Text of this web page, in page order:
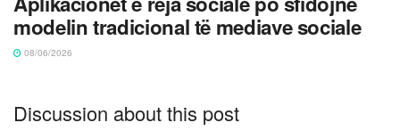
modelin tradicional të mediave sociale
08/06/2026
Discussion about this post